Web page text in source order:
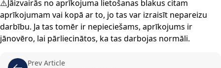
⚠️Jāizvairās no aprīkojuma lietošanas blakus citam
aprīkojumam vai kopā ar to, jo tas var izraisīt nepareizu
darbību. Ja tas tomēr ir nepieciešams, aprīkojums ir
jānovēro, lai pārliecinātos, ka tas darbojas normāli.
Prev Article